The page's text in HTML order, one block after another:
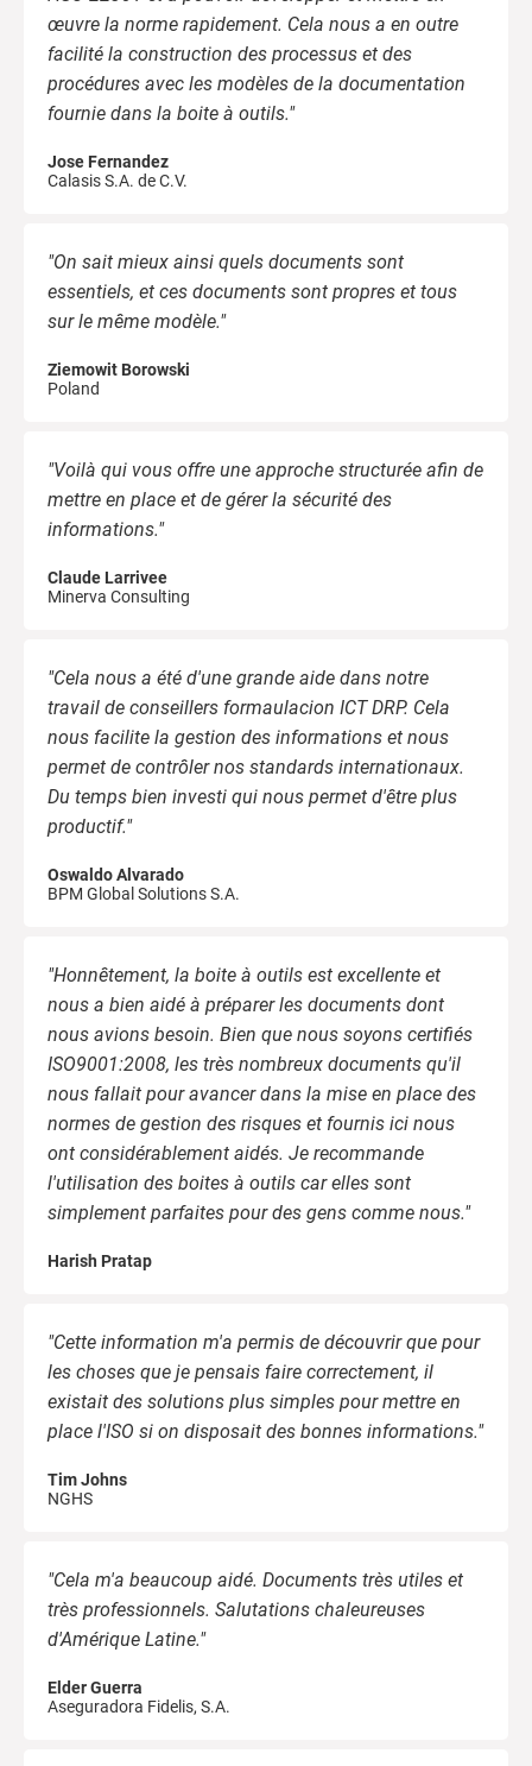
œuvre la norme rapidement. Cela nous a en outre
facilité la construction des processus et des
procédures avec les modèles de la documentation
fournie dans la boite à outils."
Jose Fernandez
Calasis S.A. de C.V.
"On sait mieux ainsi quels documents sont
essentiels, et ces documents sont propres et tous
sur le même modèle."
Ziemowit Borowski
Poland
"Voilà qui vous offre une approche structurée afin de
mettre en place et de gérer la sécurité des
informations."
Claude Larrivee
Minerva Consulting
"Cela nous a été d'une grande aide dans notre
travail de conseillers formaulacion ICT DRP. Cela
nous facilite la gestion des informations et nous
permet de contrôler nos standards internationaux.
Du temps bien investi qui nous permet d'être plus
productif."
Oswaldo Alvarado
BPM Global Solutions S.A.
"Honnêtement, la boite à outils est excellente et
nous a bien aidé à préparer les documents dont
nous avions besoin. Bien que nous soyons certifiés
ISO9001:2008, les très nombreux documents qu'il
nous fallait pour avancer dans la mise en place des
normes de gestion des risques et fournis ici nous
ont considérablement aidés. Je recommande
l'utilisation des boites à outils car elles sont
simplement parfaites pour des gens comme nous."
Harish Pratap
"Cette information m'a permis de découvrir que pour
les choses que je pensais faire correctement, il
existait des solutions plus simples pour mettre en
place l'ISO si on disposait des bonnes informations."
Tim Johns
NGHS
"Cela m'a beaucoup aidé. Documents très utiles et
très professionnels. Salutations chaleureuses
d'Amérique Latine."
Elder Guerra
Aseguradora Fidelis, S.A.